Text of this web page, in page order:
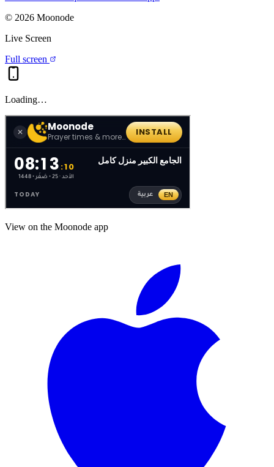
© 2026 Moonode
Live Screen
Full screen
Loading…
View on the Moonode app